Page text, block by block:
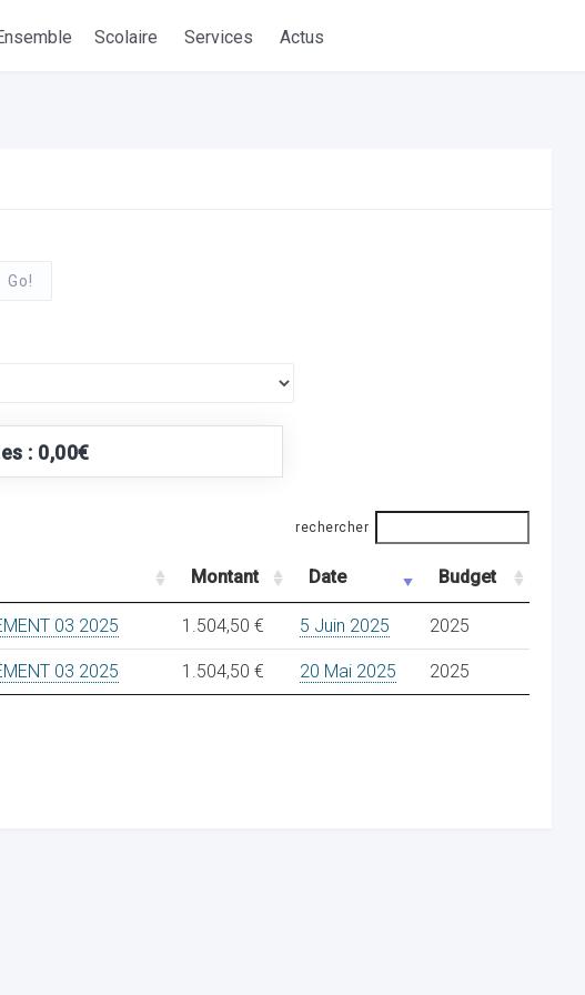
Scolaire Services Actus
Go!
: 0,00€
rechercher
Montant Date Budget
03 2025 1.504,50 € 5 Juin 2025 2025
03 2025 1.504,50 € 20 Mai 2025 2025